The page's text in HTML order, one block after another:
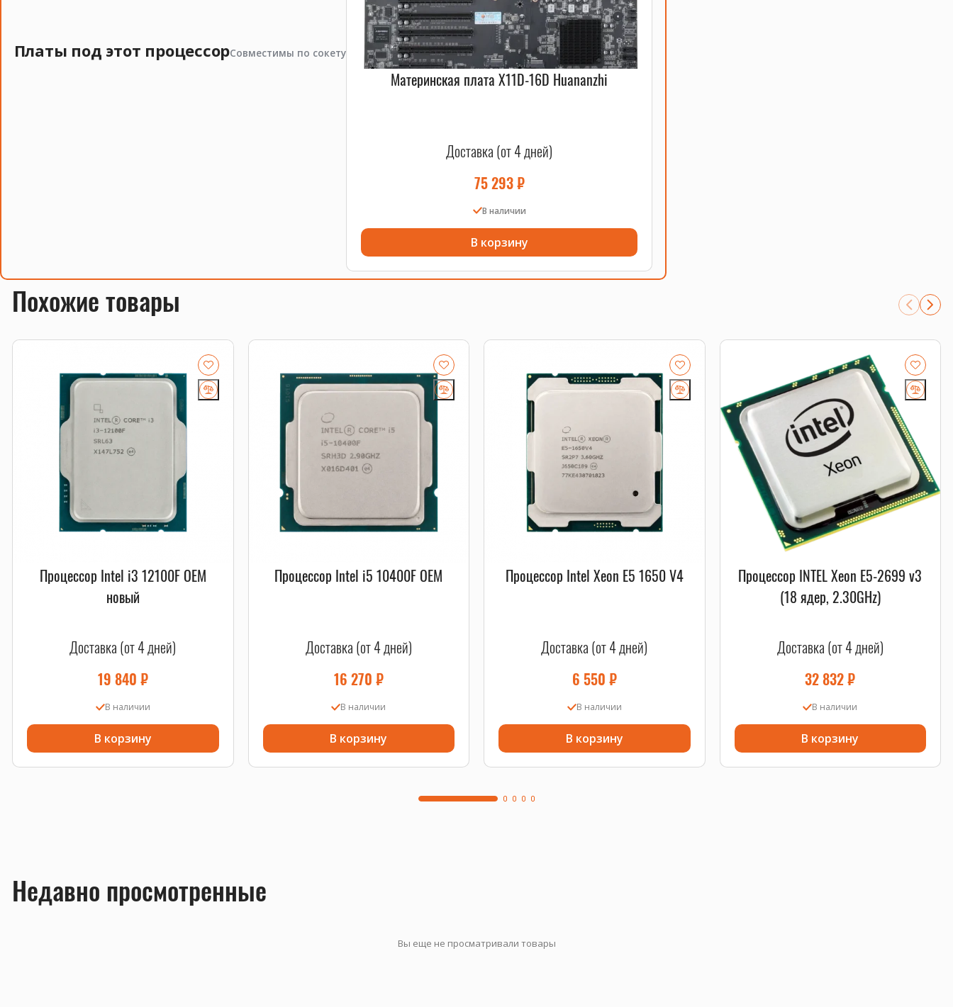
Платы под этот процессорСовместимы по сокету
Материнская плата X11D-16D Huananzhi
Доставка (от 4 дней)
75 293₽
В наличии
В корзину
Похожие товары
Процессор Intel i3 12100F OEM
новый
Доставка (от 4 дней)
19 840 ₽
В наличии
В корзину
Процессор Intel i5 10400F OEM
Доставка (от 4 дней)
16 270 ₽
В наличии
В корзину
Процессор Intel Xeon E5 1650 V4
Доставка (от 4 дней)
6 550 ₽
В наличии
В корзину
Процессор INTEL Xeon E5-2699 v3
(18 ядер, 2.30GHz)
Доставка (от 4 дней)
32 832₽
В наличии
В корзину
Недавно просмотренные
Вы еще не просматривали товары